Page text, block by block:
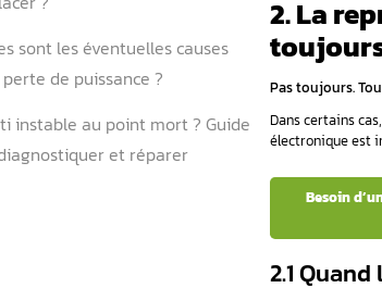
Faut-il réinitialiser après installation
d’une vanne EGR ?
Comment régler une vanne EGR ?
Comment savoir si la vanne EGR est